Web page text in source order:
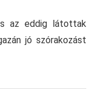
az eddig látottak
jó szórakozást